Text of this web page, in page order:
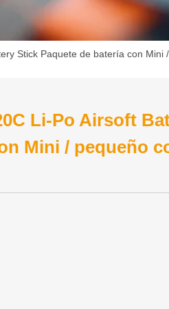
Stick Paquete de batería con Mini
Li-Po Airsoft
Mini / pequeño